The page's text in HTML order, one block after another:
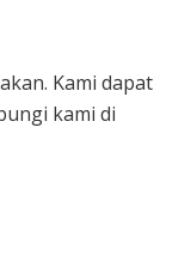
Kami dapat
kami di